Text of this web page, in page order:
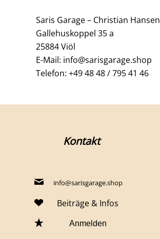
Saris Garage – Christian Hansen
Gallehuskoppel 35 a
25884 Viöl
E-Mail: info@sarisgarage.shop
Telefon: +49 48 48 / 795 41 46
Kontakt
info@sarisgarage.shop
Beiträge & Infos
Anmelden